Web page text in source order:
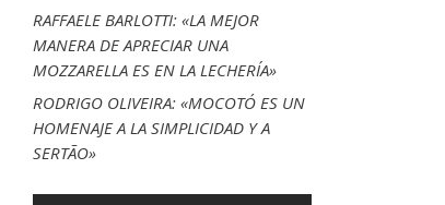
RAFFAELE BARLOTTI: «LA MEJOR
MANERA DE APRECIAR UNA
MOZZARELLA ES EN LA LECHERÍA»
RODRIGO OLIVEIRA: «MOCOTÓ ES UN
HOMENAJE A LA SIMPLICIDAD Y A
SERTÃO»